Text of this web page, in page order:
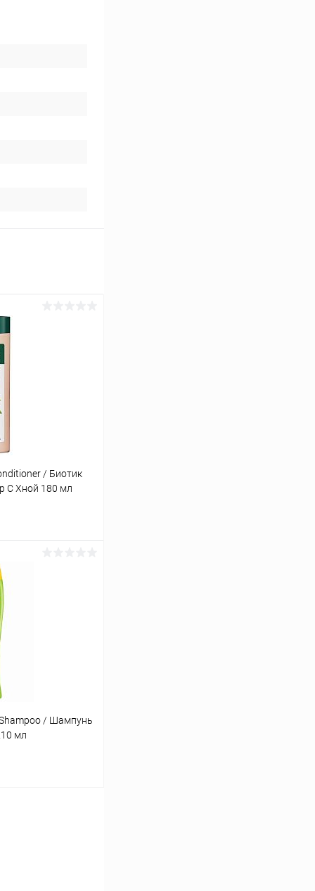
/ Биотик
С Хной 180 мл
/ Шампунь
мл